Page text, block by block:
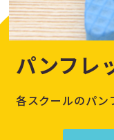
パンフレ
各スクールのパン